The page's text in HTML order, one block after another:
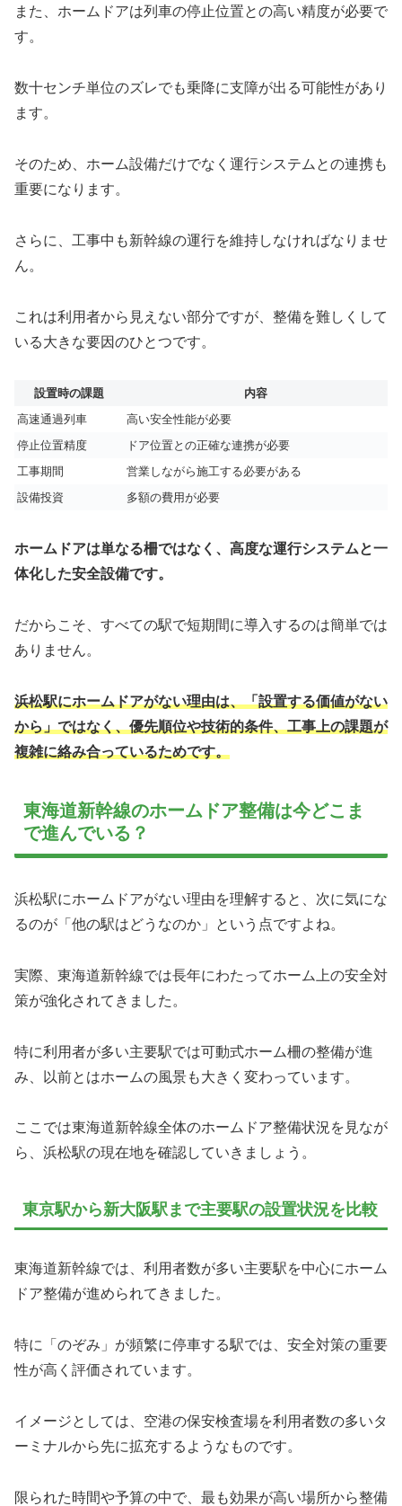
また、ホームドアは列車の停止位置との高い精度が必要で
す。
数十センチ単位のズレでも乗降に支障が出る可能性があり
ます。
そのため、ホーム設備だけでなく運行システムとの連携も
重要になります。
さらに、工事中も新幹線の運行を維持しなければなりませ
ん。
これは利用者から見えない部分ですが、整備を難しくして
いる大きな要因のひとつです。
設置時の課題
内容
高速通過列車
高い安全性能が必要
停止位置精度
ドア位置との正確な連携が必要
工事期間
営業しながら施工する必要がある
設備投資
多額の費用が必要
ホームドアは単なる柵ではなく、高度な運行システムと一
体化した安全設備です。
だからこそ、すべての駅で短期間に導入するのは簡単では
ありません。
浜松駅にホームドアがない理由は、「設置する価値がない
から」ではなく、優先順位や技術的条件、工事上の課題が
複雑に絡み合っているためです。
東海道新幹線のホームドア整備は今どこま
で進んでいる？
浜松駅にホームドアがない理由を理解すると、次に気にな
るのが「他の駅はどうなのか」という点ですよね。
実際、東海道新幹線では長年にわたってホーム上の安全対
策が強化されてきました。
特に利用者が多い主要駅では可動式ホーム柵の整備が進
み、以前とはホームの風景も大きく変わっています。
ここでは東海道新幹線全体のホームドア整備状況を見なが
ら、浜松駅の現在地を確認していきましょう。
東京駅から新大阪駅まで主要駅の設置状況を比較
東海道新幹線では、利用者数が多い主要駅を中心にホーム
ドア整備が進められてきました。
特に「のぞみ」が頻繁に停車する駅では、安全対策の重要
性が高く評価されています。
イメージとしては、空港の保安検査場を利用者数の多いタ
ーミナルから先に拡充するようなものです。
限られた時間や予算の中で、最も効果が高い場所から整備